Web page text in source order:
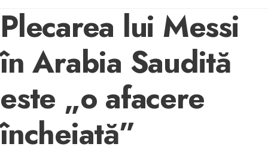
Plecarea lui Messi
în Arabia Saudită
este „o afacere
încheiată”